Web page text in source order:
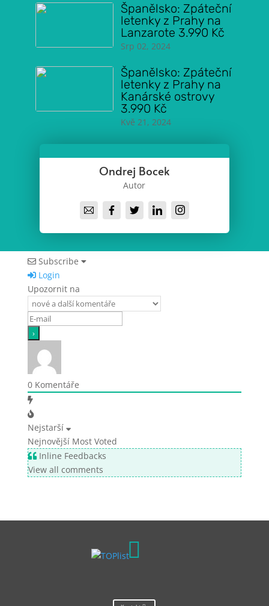
Španělsko: Zpáteční
letenky z Prahy na
Lanzarote 3.990 Kč
Srp 02, 2024
Španělsko: Zpáteční
letenky z Prahy na
Kanárské ostrovy
3.990 Kč
Kvě 21, 2024
Ondrej Bocek
Autor
Subscribe
Login
Upozornit na
0Komentáře
Nejstarší
Nejnovější Most Voted
Inline Feedbacks
View all comments
